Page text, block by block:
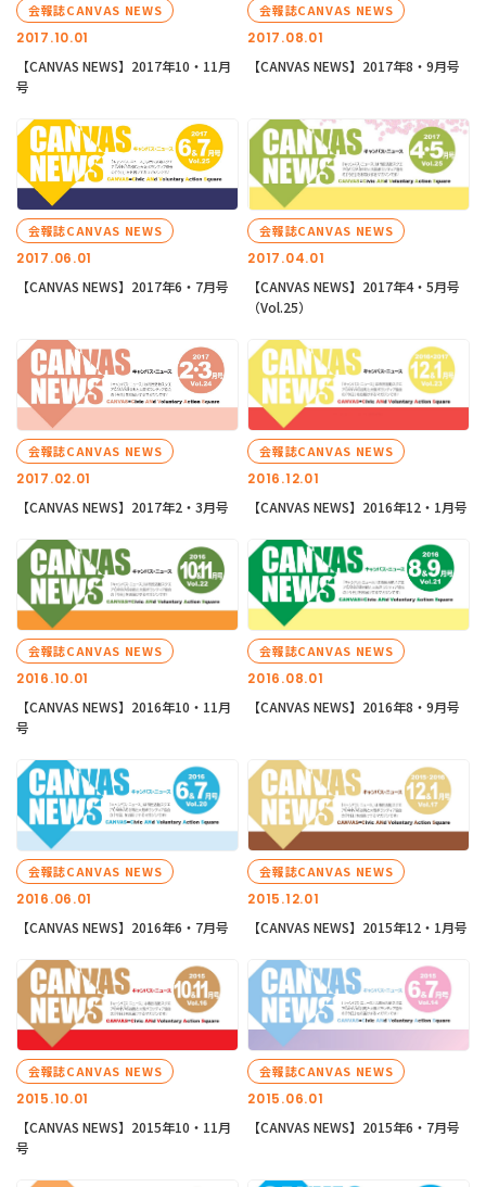
2017.10.01
会報誌CANVAS NEWS
【CANVAS NEWS】2017年10・11月
号
2017.08.01
会報誌CANVAS NEWS
【CANVAS NEWS】2017年8・9月号
2017.06.01
会報誌CANVAS NEWS
【CANVAS NEWS】2017年6・7月号
2017.04.01
会報誌CANVAS NEWS
【CANVAS NEWS】2017年4・5月号
（Vol.25）
2017.02.01
会報誌CANVAS NEWS
【CANVAS NEWS】2017年2・3月号
2016.12.01
会報誌CANVAS NEWS
【CANVAS NEWS】2016年12・1月号
2016.10.01
会報誌CANVAS NEWS
【CANVAS NEWS】2016年10・11月
号
2016.08.01
会報誌CANVAS NEWS
【CANVAS NEWS】2016年8・9月号
2016.06.01
会報誌CANVAS NEWS
【CANVAS NEWS】2016年6・7月号
2015.12.01
会報誌CANVAS NEWS
【CANVAS NEWS】2015年12・1月号
2015.10.01
会報誌CANVAS NEWS
【CANVAS NEWS】2015年10・11月
号
2015.06.01
会報誌CANVAS NEWS
【CANVAS NEWS】2015年6・7月号